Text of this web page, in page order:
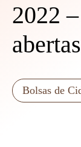
2022
abertas
Bolsas de